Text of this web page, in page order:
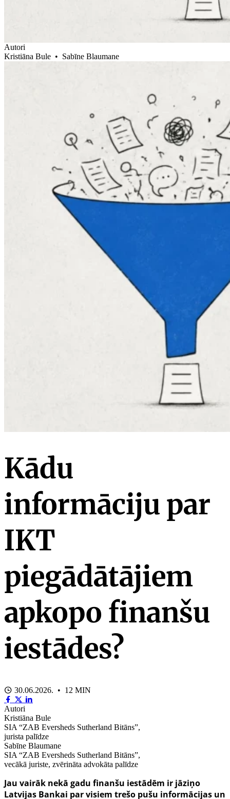
Autori
Kristiāna Bule • Sabīne Blaumane
Kādu
informāciju par
IKT
piegādātājiem
apkopo finanšu
iestādes?
30.06.2026. • 12 MIN
Autori
Kristiāna Bule
SIA “ZAB Eversheds Sutherland Bitāns”,
jurista palīdze
Sabīne Blaumane
SIA “ZAB Eversheds Sutherland Bitāns”,
vecākā juriste, zvērināta advokāta palīdze
Jau vairāk nekā gadu finanšu iestādēm ir jāziņo
Latvijas Bankai par visiem trešo pušu informācijas un